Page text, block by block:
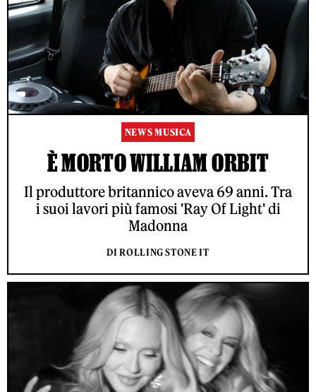
NEWS MUSICA
È MORTO WILLIAM ORBIT
Il produttore britannico aveva 69 anni. Tra
i suoi lavori più famosi 'Ray Of Light' di
Madonna
DI ROLLING STONE IT